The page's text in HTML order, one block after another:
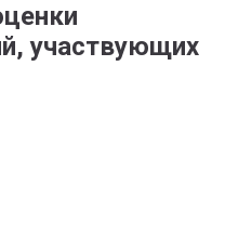
участвующих